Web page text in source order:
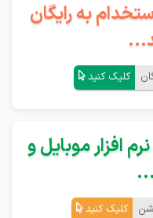
به رایگان
کلیک کنید
افزار موبایل و
کلیک کنید